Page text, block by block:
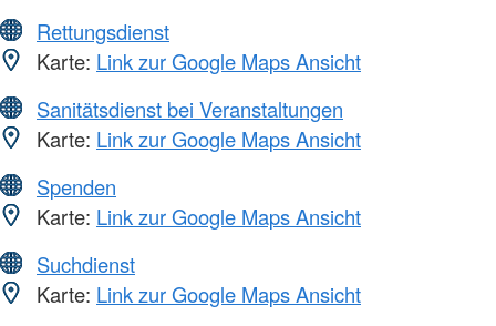
Rettungsdienst
Karte: Link zur Google Maps Ansicht
Sanitätsdienst bei Veranstaltungen
Karte: Link zur Google Maps Ansicht
Spenden
Karte: Link zur Google Maps Ansicht
Suchdienst
Karte: Link zur Google Maps Ansicht